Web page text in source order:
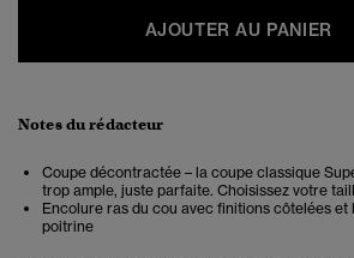
AJOUTER AU PANIER
Notes du rédacteur
Coupe décontractée – la coupe classique
trop ample, juste parfaite. Choisissez votre
Encolure ras du cou avec finitions côtelées
poitrine